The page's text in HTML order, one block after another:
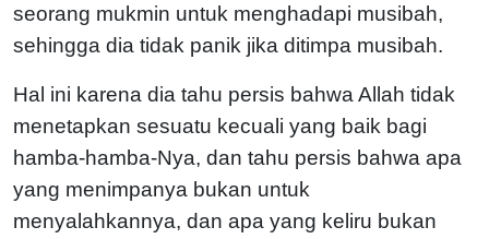
seorang mukmin untuk menghadapi musibah,
sehingga dia tidak panik jika ditimpa musibah.
Hal ini karena dia tahu persis bahwa Allah tidak
menetapkan sesuatu kecuali yang baik bagi
hamba-hamba-Nya, dan tahu persis bahwa apa
yang menimpanya bukan untuk
menyalahkannya, dan apa yang keliru bukan